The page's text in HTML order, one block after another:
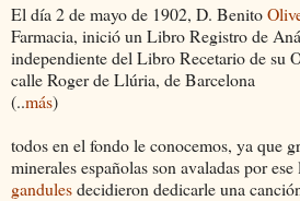
El día 2 de mayo de 1902, D. Benito
Farmacia, inició un Libro Registro de
independiente del Libro Recetario de su
calle Roger de Llúria, de Barcelona
(..más)
todos en el fondo le conocemos, ya que
minerales españolas son avaladas por
gandulesdecidieron dedicarle una